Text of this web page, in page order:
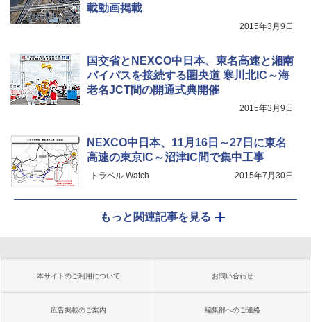
載動画掲載
2015年3月9日
国交省とNEXCO中日本、東名高速と湘南
バイパスを接続する圏央道 寒川北IC～海
老名JCT間の開通式典開催
2015年3月9日
NEXCO中日本、11月16日～27日に東名
高速の東京IC～沼津IC間で集中工事
トラベル Watch 2015年7月30日
もっと関連記事を見る
本サイトのご利用について お問い合わせ
広告掲載のご案内 編集部へのご連絡